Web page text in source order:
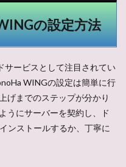
の設定方法
サービスとして注目されてい
WINGの設定は簡単に行
げまでのステップが分かり
うにサーバーを契約し、ド
ンストールするか、丁寧に